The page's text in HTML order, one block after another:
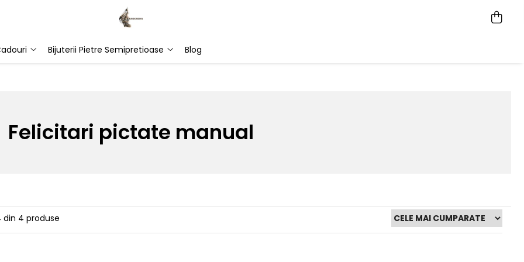
Bijuterii Pietre Semipretioase Blog
Felicitari pictate manual
din 4 produse